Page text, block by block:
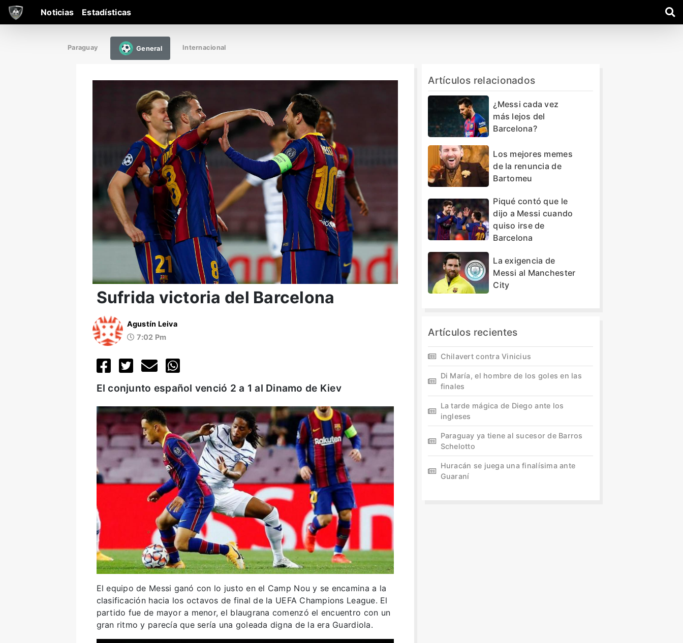
Noticias Estadísticas
Paraguay General Internacional
Sufrida victoria del Barcelona
Agustín Leiva
7:02 Pm
El conjunto español venció 2 a 1 al Dinamo de Kiev
El equipo de Messi ganó con lo justo en el Camp Nou y se encamina a la
clasificación hacia los octavos de final de la UEFA Champions League. El
partido fue de mayor a menor, el blaugrana comenzó el encuentro con un
gran ritmo y parecía que sería una goleada digna de la era Guardiola.
Artículos relacionados
¿Messi cada vez
más lejos del
Barcelona?
Los mejores memes
de la renuncia de
Bartomeu
Piqué contó que le
dijo a Messi cuando
quiso irse de
Barcelona
La exigencia de
Messi al Manchester
City
Artículos recientes
Chilavert contra Vinicius
Di María, el hombre de los goles en las
finales
La tarde mágica de Diego ante los
ingleses
Paraguay ya tiene al sucesor de Barros
Schelotto
Huracán se juega una finalísima ante
Guaraní